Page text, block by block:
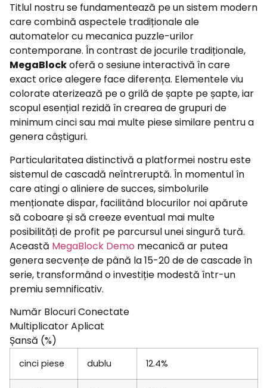
Titlul nostru se fundamentează pe un sistem modern
care combină aspectele tradiționale ale
automatelor cu mecanica puzzle-urilor
contemporane. În contrast de jocurile tradiționale,
MegaBlockoferă o sesiune interactivă în care
exact orice alegere face diferența. Elementele viu
colorate aterizează pe o grilă de șapte pe șapte, iar
scopul esențial rezidă în crearea de grupuri de
minimum cinci sau mai multe piese similare pentru a
genera câștiguri.
Particularitatea distinctivă a platformei nostru este
sistemul de cascadă neîntreruptă. În momentul în
care atingi o aliniere de succes, simbolurile
menționate dispar, facilitând blocurilor noi apărute
să coboare și să creeze eventual mai multe
posibilități de profit pe parcursul unei singură tură.
Această MegaBlock Demo mecanică ar putea
genera secvențe de până la 15-20 de de cascade în
serie, transformând o investiție modestă într-un
premiu semnificativ.
Număr Blocuri Conectate
Multiplicator Aplicat
Șansă (%)
cinci piese dublu 12.4%